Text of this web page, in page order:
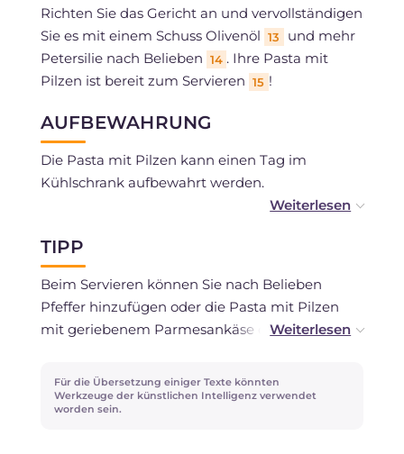
Richten Sie das Gericht an und vervollständigen
Sie es mit einem Schuss Olivenöl 13
und mehr
Petersilie nach Belieben 14 . Ihre Pasta mit
Pilzen ist bereit zum Servieren 15 !
AUFBEWAHRUNG
Die Pasta mit Pilzen kann einen Tag im
Kühlschrank aufbewahrt werden.
zubereitet und bis zu 2 Tage im Kühlschrank in
einem luftdichten Behälter aufbewahrt werden.
TIPP
Beim Servieren können Sie nach Belieben
Pfeffer hinzufügen oder die Pasta mit Pilzen
mit geriebenem Parmesankäse oder Pecorino
Alternativ zur frischen Petersilie können Sie
Für die Übersetzung einiger Texte könnten
Werkzeuge der künstlichen Intelligenz verwendet
worden sein.